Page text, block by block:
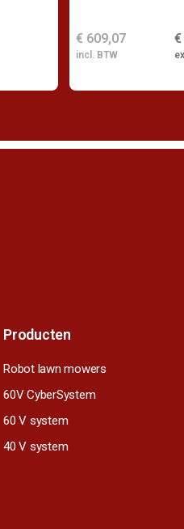
€
€ 609,07
incl. BTW
Producten
Robot lawn mowers
60V CyberSystem
60 V system
40 V system